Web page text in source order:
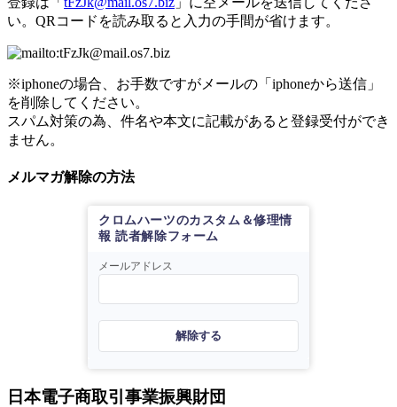
い。QRコードを読み取ると入力の手間が省けます。
※iphoneの場合、お手数ですがメールの「iphoneから送信」
を削除してください。
スパム対策の為、件名や本文に記載があると登録受付ができ
ません。
メルマガ解除の方法
クロムハーツのカスタム＆修理情
報 読者解除フォーム
メールアドレス
解除する
日本電子商取引事業振興財団